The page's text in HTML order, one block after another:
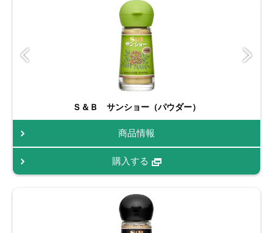
Ｓ＆Ｂ サンショー（パウダー）
商品情報
購入する